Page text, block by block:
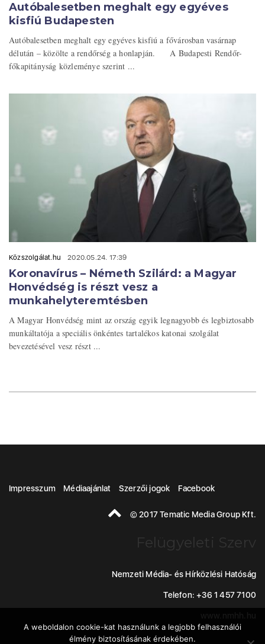
Autóbalesetben meghalt egy egyéves
kisfiú Budapesten
Autóbalesetben meghalt egy egyéves kisfiú a fővárosban vasárnap
délután – közölte a rendőrség a honlapján. A Budapesti Rendőr-
főkapitányság közleménye szerint ...
Közszolgálat.hu 2020.05.24. 17:39
Koronavírus – Németh Szilárd: a Magyar
Honvédség is részt vesz a
munkahelyteremtésben
A Magyar Honvédség mint az ország egyik legnagyobb és legbiztosabb
munkáltatója a speciális önkéntes tartalékos katonai szolgálat
bevezetésével vesz részt ...
Impresszum Médiaajánlat Szerzői jogok Facebook
© 2017 Tematic Media Group Kft.
Felügyeleti Szerv
Nemzeti Média- és Hírközlési Hatóság
Telefon: +36 1 457 7100
A weboldalon cookie-kat használunk a legjobb felhasználói
élmény biztosításának érdekében.